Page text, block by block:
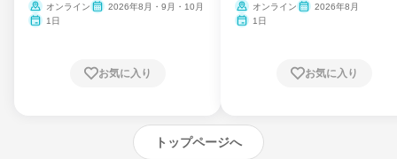
ム
オンライン
2026年8月・9月・10月
1日
お気に入り
オンライン
2026年8月
1日
お気に入り
トップページへ